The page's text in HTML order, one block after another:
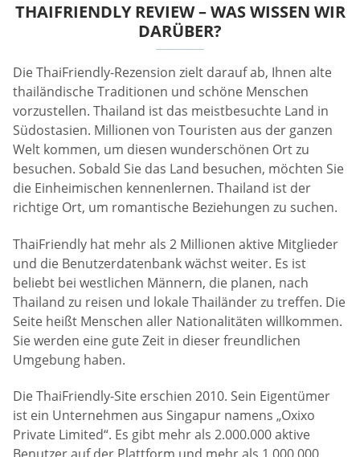
THAIFRIENDLY REVIEW – WAS WISSEN WIR
DARÜBER?
Die ThaiFriendly-Rezension zielt darauf ab, Ihnen alte
thailändische Traditionen und schöne Menschen
vorzustellen. Thailand ist das meistbesuchte Land in
Südostasien. Millionen von Touristen aus der ganzen
Welt kommen, um diesen wunderschönen Ort zu
besuchen. Sobald Sie das Land besuchen, möchten Sie
die Einheimischen kennenlernen. Thailand ist der
richtige Ort, um romantische Beziehungen zu suchen.
ThaiFriendly hat mehr als 2 Millionen aktive Mitglieder
und die Benutzerdatenbank wächst weiter. Es ist
beliebt bei westlichen Männern, die planen, nach
Thailand zu reisen und lokale Thailänder zu treffen. Die
Seite heißt Menschen aller Nationalitäten willkommen.
Sie werden eine gute Zeit in dieser freundlichen
Umgebung haben.
Die ThaiFriendly-Site erschien 2010. Sein Eigentümer
ist ein Unternehmen aus Singapur namens „Oxixo
Private Limited“. Es gibt mehr als 2.000.000 aktive